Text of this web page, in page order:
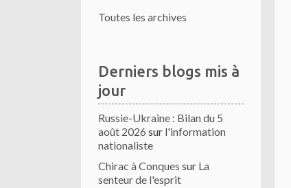
Toutes les archives
Derniers blogs mis à
jour
Russie-Ukraine : Bilan du 5
août 2026 sur l'information
nationaliste
Chirac à Conques sur La
senteur de l'esprit